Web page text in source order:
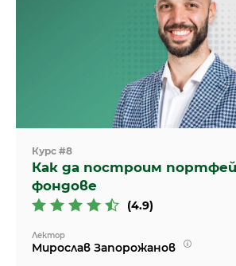
Курс #8
Как да построим
фондове
(4.9)
Лектор
Мирослав Запорожанов